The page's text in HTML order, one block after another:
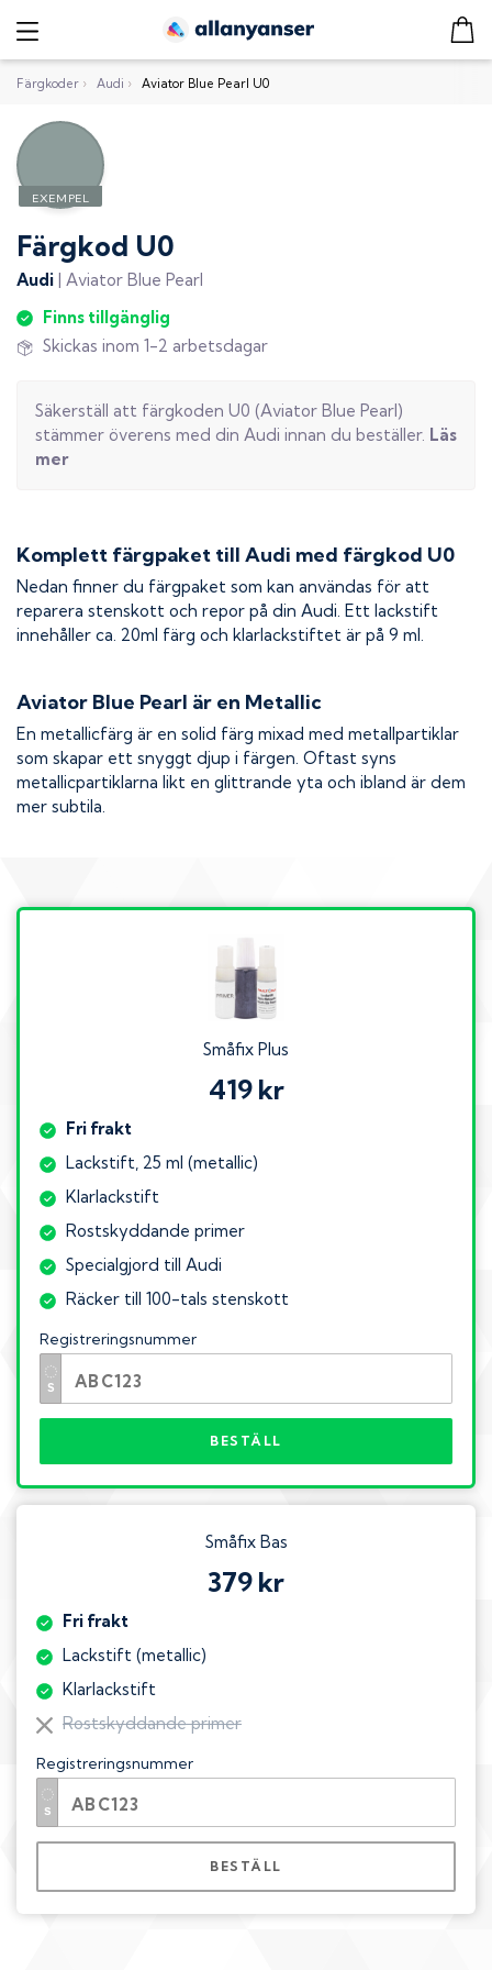
Färgkoder › Audi › Aviator Blue Pearl U0
Färgkod U0
Audi | Aviator Blue Pearl
Finns tillgänglig
Skickas inom 1-2 arbetsdagar
Säkerställ att färgkoden U0 (Aviator Blue Pearl)
stämmer överens med din Audi innan du beställer. Läs
mer
Komplett färgpaket till Audi med färgkod U0
Nedan finner du färgpaket som kan användas för att
reparera stenskott och repor på din Audi. Ett lackstift
innehåller ca. 20ml färg och klarlackstiftet är på 9 ml.
Aviator Blue Pearl är en Metallic
En metallicfärg är en solid färg mixad med metallpartiklar
som skapar ett snyggt djup i färgen. Oftast syns
metallicpartiklarna likt en glittrande yta och ibland är dem
mer subtila.
Småfix Plus
419 kr
Fri frakt
Lackstift, 25 ml (metallic)
Klarlackstift
Rostskyddande primer
Specialgjord till Audi
Räcker till 100-tals stenskott
Registreringsnummer
BESTÄLL
Småfix Bas
379 kr
Fri frakt
Lackstift (metallic)
Klarlackstift
Rostskyddande primer
Registreringsnummer
BESTÄLL